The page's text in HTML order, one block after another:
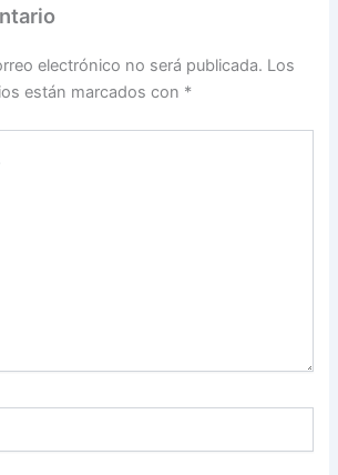
electrónico no será publicada. Los
están marcados con *